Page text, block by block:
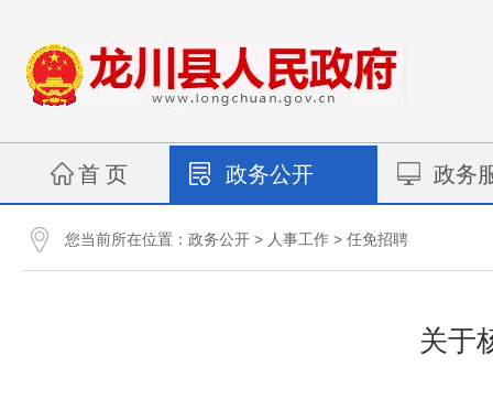
首 页 政务公开 政务
您当前所在位置： 政务公开 > 人事工作 > 任免招聘
关于